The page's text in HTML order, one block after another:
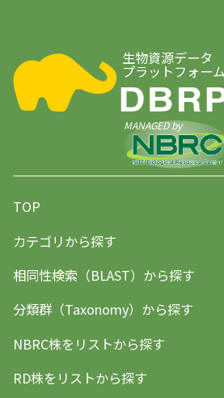
生物資源データ
プラットフォーム
MANAGED by
TOP
カテゴリから探す
相同性検索（BLAST）から探す
分類群（Taxonomy）から探す
NBRC株をリストから探す
RD株をリストから探す